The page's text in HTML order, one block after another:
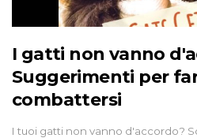
I gatti non vanno
Suggerimenti per
combattersi
I tuoi gatti non vanno d'accordo?